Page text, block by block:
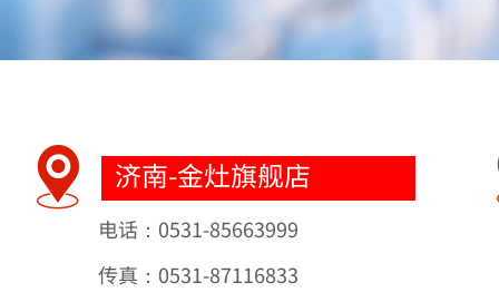
济南-金灶旗舰店
电话：0531-85663999
传真：0531-87116833